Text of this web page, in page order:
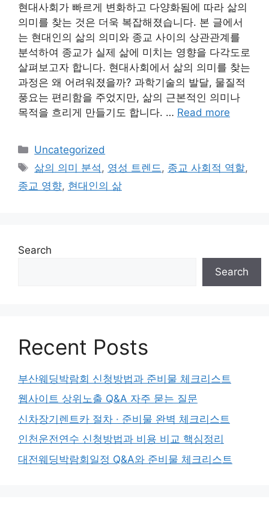
현대사회가 빠르게 변화하고 다양화됨에 따라 삶의
의미를 찾는 것은 더욱 복잡해졌습니다. 본 글에서
는 현대인의 삶의 의미와 종교 사이의 상관관계를
분석하여 종교가 실제 삶에 미치는 영향을 다각도로
살펴보고자 합니다. 현대사회에서 삶의 의미를 찾는
과정은 왜 어려워졌을까? 과학기술의 발달, 물질적
풍요는 편리함을 주었지만, 삶의 근본적인 의미나
목적을 흐리게 만들기도 합니다. … Read more
Categories
Uncategorized
Tags
삶의 의미 분석 , 영성 트렌드 , 종교 사회적 역할,
종교 영향, 현대인의 삶
Search
Search
Recent Posts
부산웨딩박람회 신청방법과 준비물 체크리스트
웹사이트 상위노출 Q&A 자주 묻는 질문
신차장기렌트카 절차 · 준비물 완벽 체크리스트
인천운전연수 신청방법과 비용 비교 핵심정리
대전웨딩박람회일정 Q&A와 준비물 체크리스트